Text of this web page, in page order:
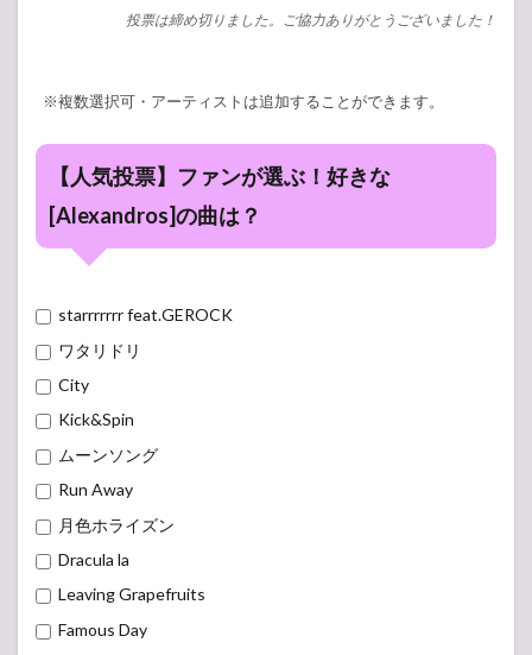
投票は締め切りました。ご協力ありがとうございました！
※複数選択可・アーティストは追加することができます。
【人気投票】ファンが選ぶ！好きな
[Alexandros]の曲は？
starrrrrrr feat.GEROCK
ワタリドリ
City
Kick&Spin
ムーンソング
Run Away
月色ホライズン
Dracula la
Leaving Grapefruits
Famous Day